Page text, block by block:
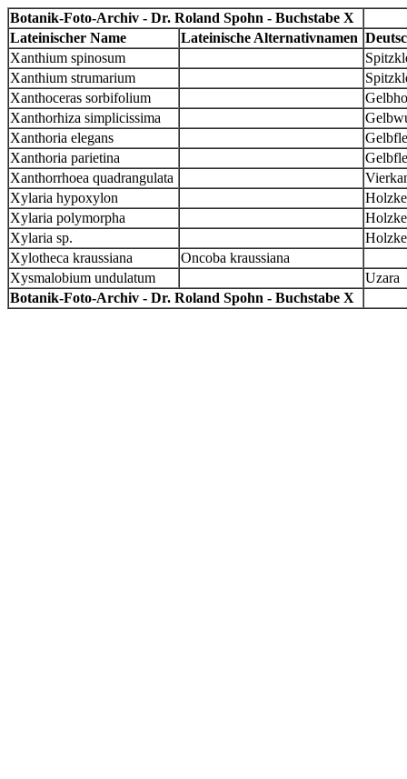
Botanik-Foto-Archiv - Dr. Roland Spohn - Buchstabe X
Lateinischer Name
Lateinische Alternativnamen
Xanthium spinosum
Xanthium strumarium
Xanthoceras sorbifolium
Xanthorhiza simplicissima
Xanthoria elegans
Xanthoria parietina
Xanthorrhoea quadrangulata
Xylaria hypoxylon
Xylaria polymorpha
Xylaria sp.
Xylotheca kraussiana
Oncoba kraussiana
Xysmalobium undulatum
Uzara
Botanik-Foto-Archiv - Dr. Roland Spohn - Buchstabe X